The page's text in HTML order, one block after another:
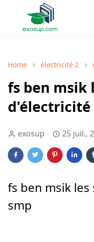
Home électricité 2
fs ben msik
d'électricité
exosup 25 juil.,
fs ben msik
smp